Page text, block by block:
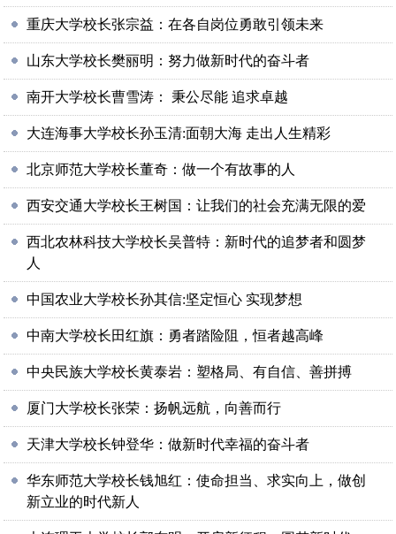
重庆大学校长张宗益：在各自岗位勇敢引领未来
山东大学校长樊丽明：努力做新时代的奋斗者
南开大学校长曹雪涛： 秉公尽能 追求卓越
大连海事大学校长孙玉清:面朝大海 走出人生精彩
北京师范大学校长董奇：做一个有故事的人
西安交通大学校长王树国：让我们的社会充满无限的爱
西北农林科技大学校长吴普特：新时代的追梦者和圆梦
人
中国农业大学校长孙其信:坚定恒心 实现梦想
中南大学校长田红旗：勇者踏险阻，恒者越高峰
中央民族大学校长黄泰岩：塑格局、有自信、善拼搏
厦门大学校长张荣：扬帆远航，向善而行
天津大学校长钟登华：做新时代幸福的奋斗者
华东师范大学校长钱旭红：使命担当、求实向上，做创
新立业的时代新人